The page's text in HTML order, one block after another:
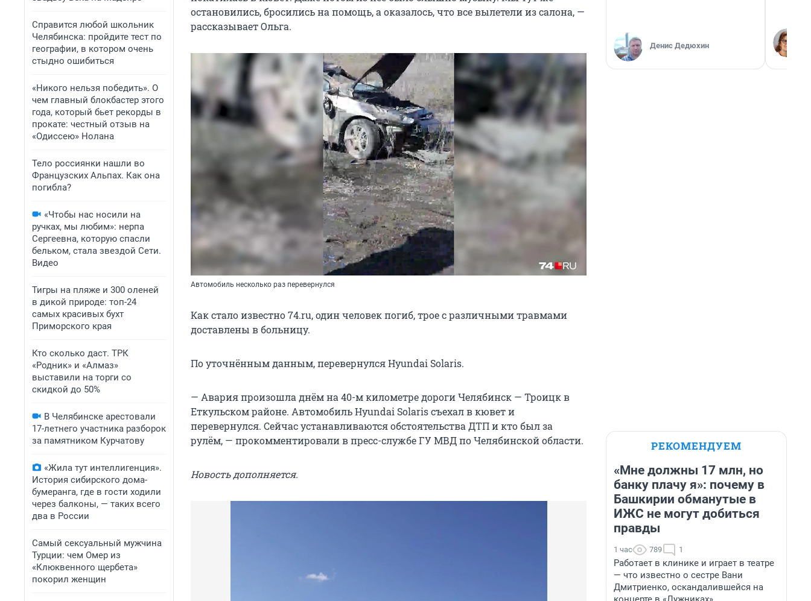
Справится любой школьник
Челябинска: пройдите тест по
географии, в котором очень
стыдно ошибиться
«Никого нельзя победить». О
чем главный блокбастер этого
года, который бьет рекорды в
прокате: честный отзыв на
«Одиссею» Нолана
Тело россиянки нашли во
Французских Альпах. Как она
погибла?
«Чтобы нас носили на
ручках, мы любим»: нерпа
Сергеевна, которую спасли
бельком, стала звездой Сети.
Видео
Тигры на пляже и 300 оленей
в дикой природе: топ-24
самых красивых бухт
Приморского края
Кто сколько даст. ТРК
«Родник» и «Алмаз»
выставили на торги со
скидкой до 50%
В Челябинске арестовали
17-летнего участника разборок
за памятником Курчатову
«Жила тут интеллигенция».
История сибирского дома-
бумеранга, где в гости ходили
через балконы, — таких всего
два в России
Самый сексуальный мужчина
Турции: чем Омер из
«Клюквенного щербета»
покорил женщин
остановились, бросились на помощь, а оказалось, что все вылетели из салона, —
рассказывает Ольга.
Автомобиль несколько раз перевернулся
Как стало известно 74.ru, один человек погиб, трое с различными травмами
доставлены в больницу.
По уточнённым данным, перевернулся Hyundai Solaris.
— Авария произошла днём на 40-м километре дороги Челябинск — Троицк в
Еткульском районе. Автомобиль Hyundai Solaris съехал в кювет и
перевернулся. Сейчас устанавливаются обстоятельства ДТП и кто был за
рулём, — прокомментировали в пресс-службе ГУ МВД по Челябинской области.
Новость дополняется.
Денис Дедюхин
РЕКОМЕНДУЕМ
«Мне должны 17 млн, но
банку плачу я»: почему в
Башкирии обманутые в
ИЖС не могут добиться
правды
1 час 789 1
Работает в клинике и играет в театре
— что известно о сестре Вани
Дмитриенко, оскандалившейся на